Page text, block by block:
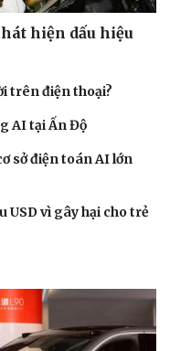
đẹp
yêu - Gia đình
hiện dấu hiệu
trên điện thoại?
AI tại Ấn Độ
sở điện toán AI lớn
USD vì gây hại cho trẻ